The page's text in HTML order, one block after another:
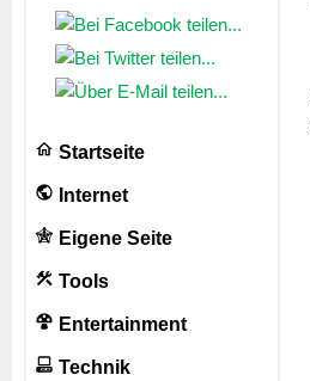
Startseite
Internet
Eigene Seite
Tools
Entertainment
Technik